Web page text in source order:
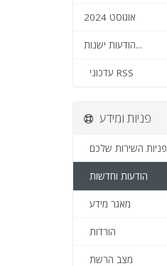
אוגוסט 2024
הודעות ישנות...
עדכוני RSS
פניות ומידע
פניות השירות שלכם
הודעות וחדשות
מאגר מידע
הורדות
מצב הרשת